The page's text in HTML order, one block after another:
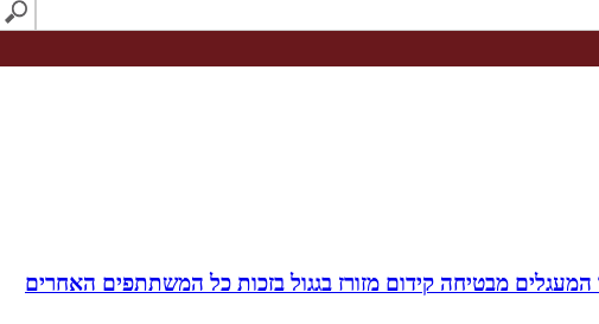
מבטיחה קידום מזורז בגגול בזכות כל המשתתפים האחרים